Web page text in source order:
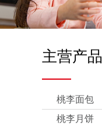
主营产品
桃李面包
桃李月饼